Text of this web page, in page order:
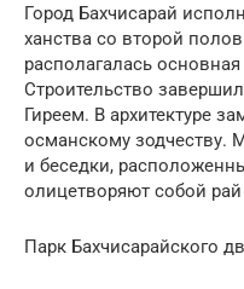
Город Бахчисарай
ханства со второй
располагалась
Строительство
Гиреем. В архитектуре
османскому зодчеству.
и беседки,
олицетворяют собой
Парк Бахчисарайского